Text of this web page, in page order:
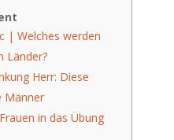
| Welches werden
Länder?
Herr: Diese
Männer
in das Übung